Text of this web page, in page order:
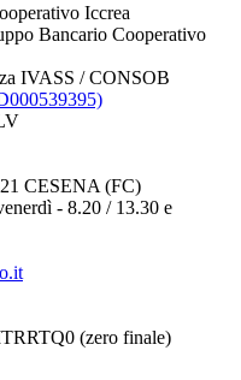
Iccrea
Bancario Cooperativo
IVASS / CONSOB
CESENA (FC)
- 8.20 / 13.30 e
(zero finale)